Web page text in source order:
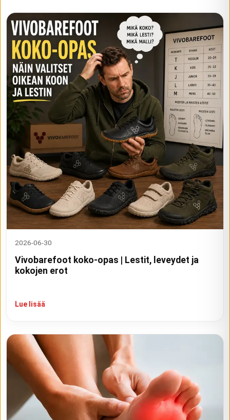
2026-06-30
Vivobarefoot koko-opas | Lestit, leveydet ja
kokojen erot
Lue lisää